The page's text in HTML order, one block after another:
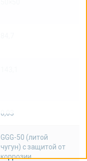
0,03
GGG-50 (литой
чугун) с защитой от
коррозии